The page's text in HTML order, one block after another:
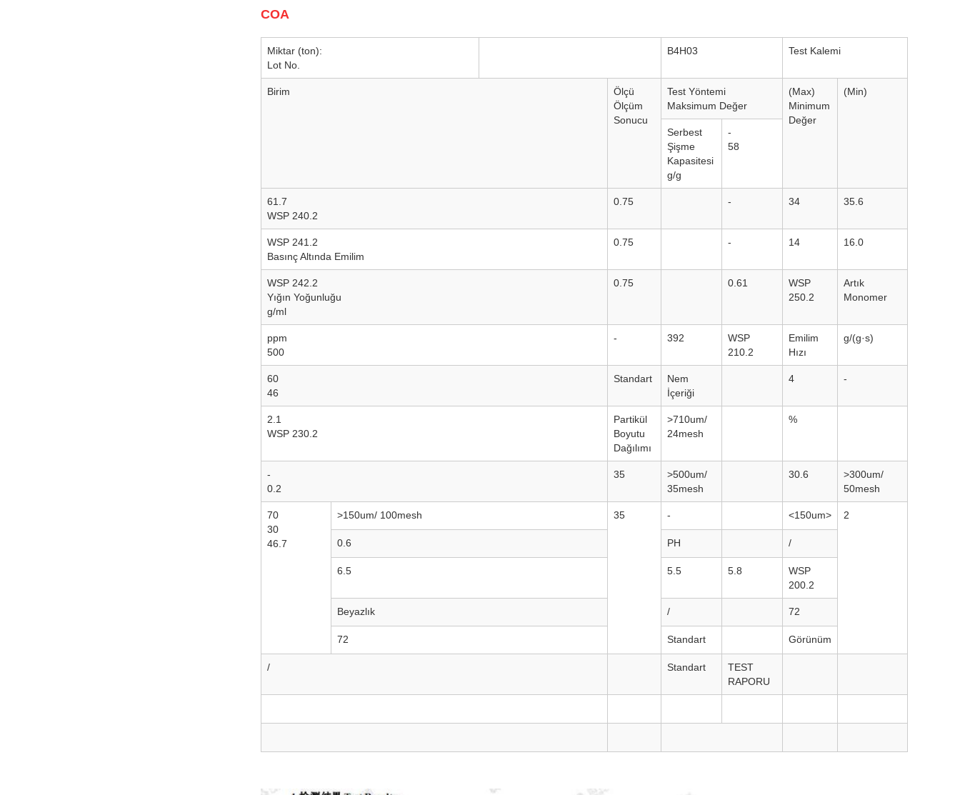
COA
Miktar (ton):
Lot No.
B4H03 Test Kalemi
Birim
Ölçü
Ölçüm
Sonucu
Test Yöntemi
Maksimum Değer
(Max)
Minimum
Değer
(Min)
Serbest
Şişme
Kapasitesi
g/g
-
58
61.7
WSP 240.2
0.75 - 34 35.6
WSP 241.2
Basınç Altında Emilim
0.75 - 14 16.0
WSP 242.2
Yığın Yoğunluğu
g/ml
0.75 0.61
WSP
250.2
Artık
Monomer
ppm
500
- 392
WSP
210.2
Emilim
Hızı
g/(g·s)
60
46
Standart
Nem
İçeriği
4 -
2.1
WSP 230.2
Partikül
Boyutu
Dağılımı
>710um/
24mesh
%
-
0.2
35
>500um/
35mesh
30.6
>300um/
50mesh
70
30
46.7
>150um/ 100mesh 35 - <150um> 2
0.6 PH /
6.5 5.5 5.8
WSP
200.2
Beyazlık / 72
72 Standart Görünüm
/ Standart
TEST
RAPORU